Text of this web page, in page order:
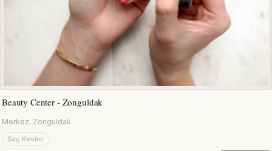
Beauty Center - Zonguldak
Merkez, Zonguldak
Saç Kesimi